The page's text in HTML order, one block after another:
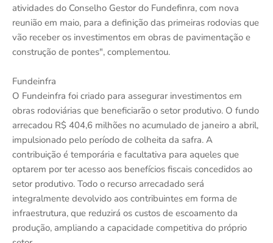
atividades do Conselho Gestor do Fundefinra, com nova
reunião em maio, para a definição das primeiras rodovias que
vão receber os investimentos em obras de pavimentação e
construção de pontes", complementou.
Fundeinfra
O Fundeinfra foi criado para assegurar investimentos em
obras rodoviárias que beneficiarão o setor produtivo. O fundo
arrecadou R$ 404,6 milhões no acumulado de janeiro a abril,
impulsionado pelo período de colheita da safra. A
contribuição é temporária e facultativa para aqueles que
optarem por ter acesso aos benefícios fiscais concedidos ao
setor produtivo. Todo o recurso arrecadado será
integralmente devolvido aos contribuintes em forma de
infraestrutura, que reduzirá os custos de escoamento da
produção, ampliando a capacidade competitiva do próprio